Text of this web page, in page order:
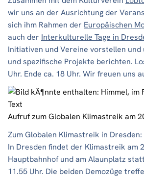
wir uns an der Ausrichtung der
sich ihm Rahmen der Europäischen
auch der Interkulturelle Tage in
Initiativen und Vereine vorstellen
und spezifische Projekte berichten.
Uhr. Ende ca. 18 Uhr. Wir freuen uns
Aufruf zum Globalen Klimastreik am
Zum Globalen Klimastreik in Dresden:
In Dresden findet der Klimastreik am
Hauptbahnhof und am Alaunplatz
11.55 Uhr. Die beiden Demozüge